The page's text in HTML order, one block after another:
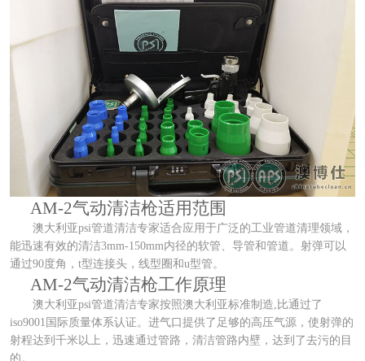
AM-2气动清洁枪适用范围
澳大利亚psi管道清洁专家适合应用于广泛的工业管道清理领域，
能迅速有效的清洁3mm-150mm内径的软管、导管和管道。射弹可以
通过90度角，t型连接头，线型圈和u型管。
AM-2气动清洁枪工作原理
澳大利亚psi管道清洁专家按照澳大利亚标准制造,比通过了
iso9001国际质量体系认证。进气口提供了足够的高压气源，使射弹的
射程达到千米以上，迅速通过管路，清洁管路内壁，达到了去污的目
的。